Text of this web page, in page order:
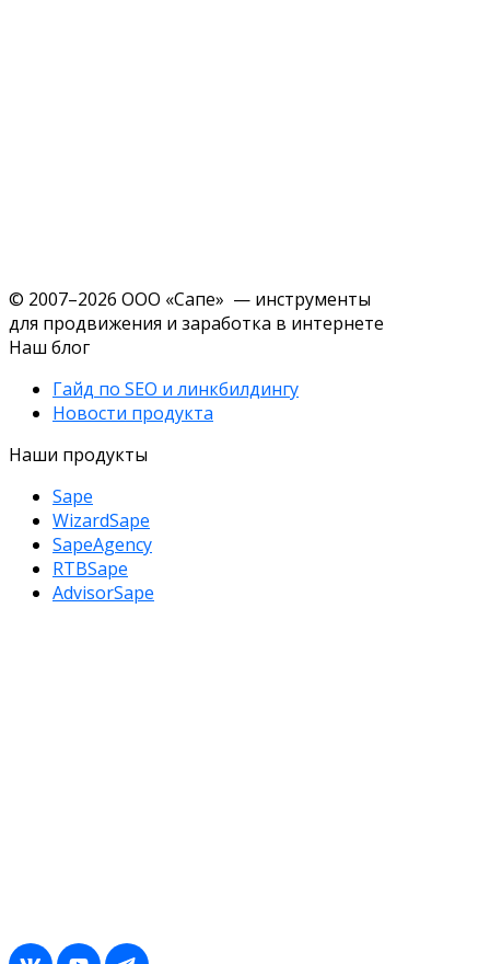
© 2007–2026 ООО «Сапе» — инструменты
для продвижения и заработка в интернете
Наш блог
Гайд по SEO и линкбилдингу
Новости продукта
Наши продукты
Sape
WizardSape
SapeAgency
RTBSape
AdvisorSape